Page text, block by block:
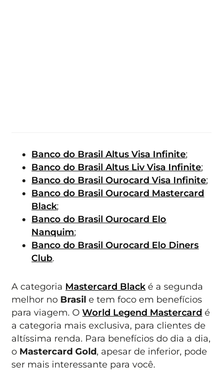
Banco do Brasil Altus Visa Infinite;
Banco do Brasil Altus Liv Visa Infinite;
Banco do Brasil Ourocard Visa Infinite;
Banco do Brasil Ourocard Mastercard
Black;
Banco do Brasil Ourocard Elo
Nanquim;
Banco do Brasil Ourocard Elo Diners
Club.
A categoria Mastercard Black é a segunda
melhor no Brasil e tem foco em benefícios
para viagem. OWorld Legend Mastercard é
a categoria mais exclusiva, para clientes de
altíssima renda. Para benefícios do dia a dia,
o Mastercard Gold, apesar de inferior, pode
ser mais interessante para você.